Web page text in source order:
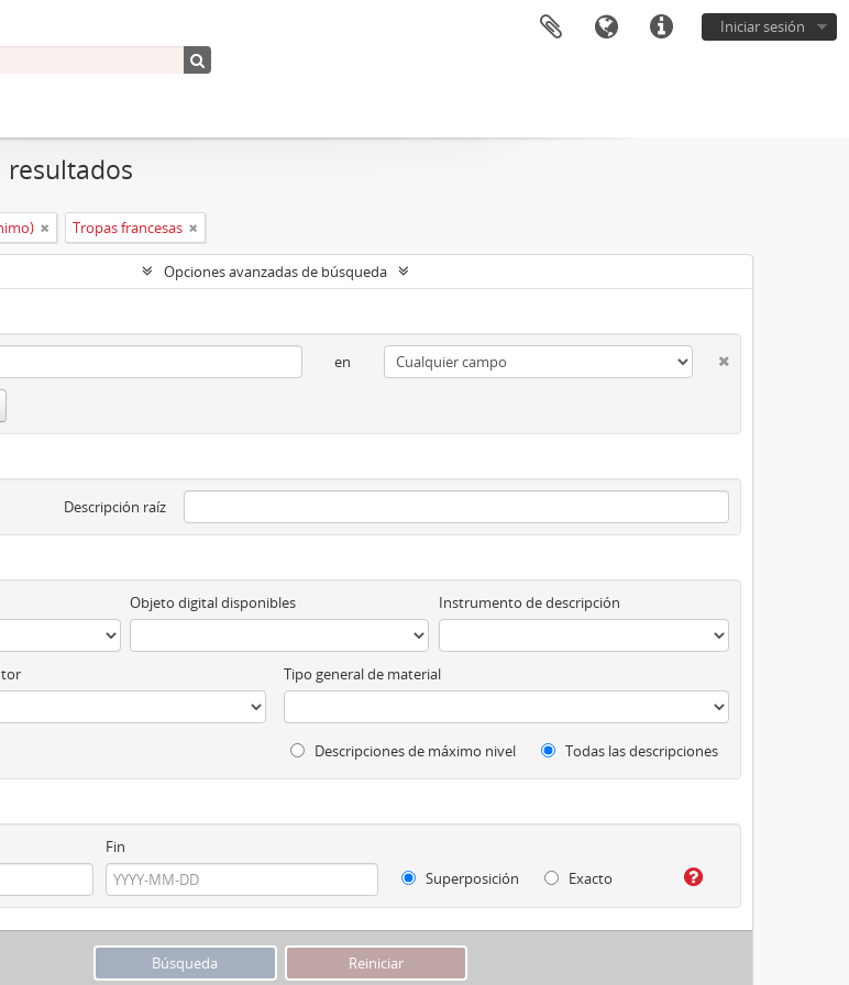
Iniciar sesión
resultados
Tropas francesas
Opciones avanzadas de búsqueda
en
Descripción raíz
Objeto digital disponibles Instrumento de descripción
Tipo general de material
Descripciones de máximo nivel Todas las descripciones
Fin
Superposición
Exacto